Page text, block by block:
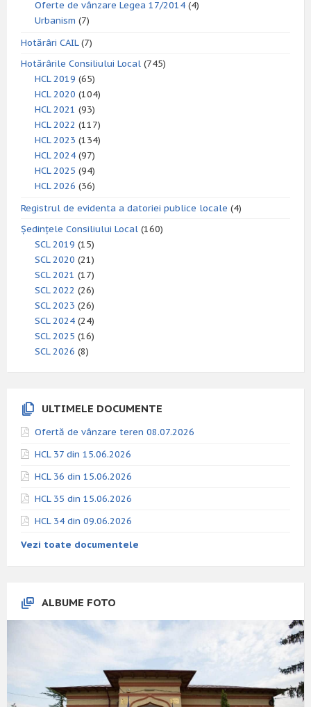
Oferte de vânzare Legea 17/2014 (4)
Urbanism (7)
Hotărâri CAIL(7)
Hotărârile Consiliului Local (745)
HCL 2019 (65)
HCL 2020 (104)
HCL 2021 (93)
HCL 2022 (117)
HCL 2023 (134)
HCL 2024 (97)
HCL 2025 (94)
HCL 2026 (36)
Registrul de evidenta a datoriei publice locale (4)
Ședințele Consiliului Local (160)
SCL 2019 (15)
SCL 2020 (21)
SCL 2021 (17)
SCL 2022 (26)
SCL 2023 (26)
SCL 2024 (24)
SCL 2025 (16)
SCL 2026 (8)
ULTIMELE DOCUMENTE
Ofertă de vânzare teren 08.07.2026
HCL 37 din 15.06.2026
HCL 36 din 15.06.2026
HCL 35 din 15.06.2026
HCL 34 din 09.06.2026
Vezi toate documentele
ALBUME FOTO